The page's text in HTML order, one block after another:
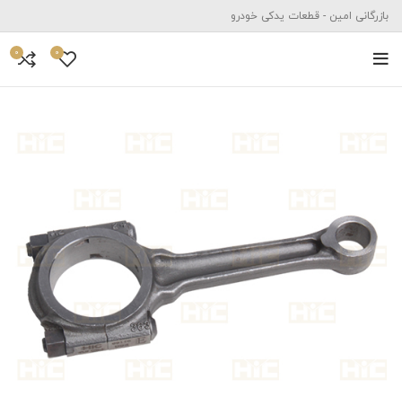
بازرگانی امین - قطعات یدکی خودرو
0
0